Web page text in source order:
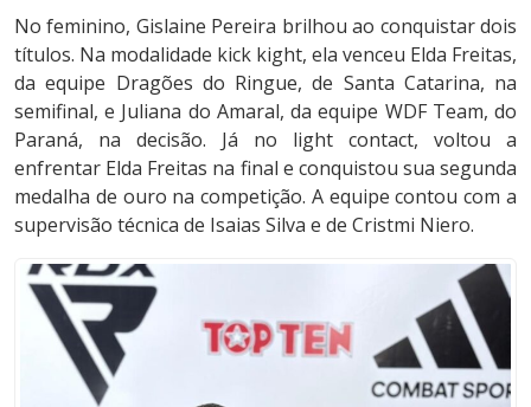
No feminino, Gislaine Pereira brilhou ao conquistar dois
títulos. Na modalidade kick kight, ela venceu Elda Freitas,
da equipe Dragões do Ringue, de Santa Catarina, na
semifinal, e Juliana do Amaral, da equipe WDF Team, do
Paraná, na decisão. Já no light contact, voltou a
enfrentar Elda Freitas na final e conquistou sua segunda
medalha de ouro na competição. A equipe contou com a
supervisão técnica de Isaias Silva e de Cristmi Niero.